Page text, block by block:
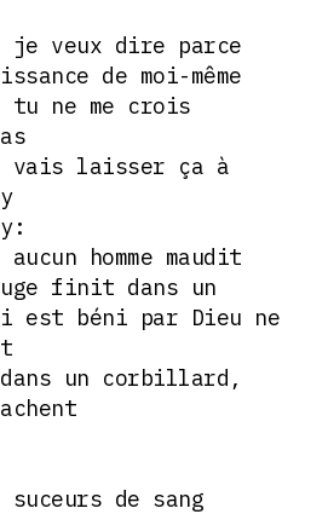
je veux dire parce
de moi-même
ne me crois
vais laisser ça à
homme maudit
finit dans un
est béni par Dieu ne
un corbillard,
de sang